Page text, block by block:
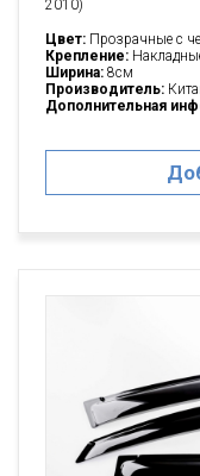
2010)
Цвет: Прозрачные с
Крепление:
Ширина: 8см
Производитель:
Дополнительная